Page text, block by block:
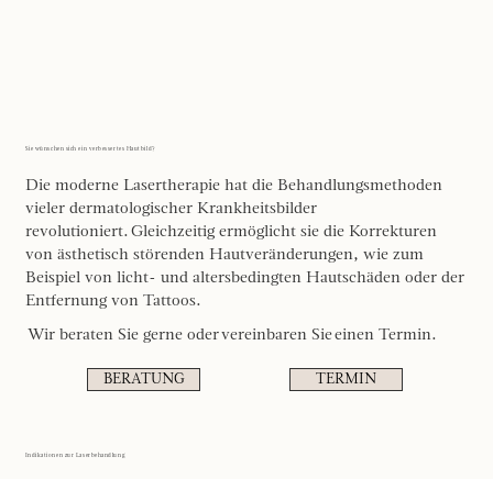
Sie wünschen sich ein verbessertes Hautbild?
Die moderne Lasertherapie hat die Behandlungsmethoden
vieler dermatologischer Krankheitsbilder
revolutioniert. Gleichzeitig ermöglicht sie die Korrekturen
von ästhetisch störenden Hautveränderungen, wie zum
Beispiel von licht- und altersbedingten Hautschäden oder der
Entfernung von Tattoos.
Wir beraten Sie gerne oder vereinbaren Sie einen Termin.
BERATUNG TERMIN
Indikationen zur Laserbehandlung